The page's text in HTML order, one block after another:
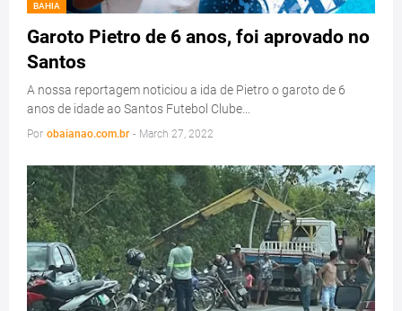
BAHIA
Garoto Pietro de 6 anos, foi aprovado no
Santos
A nossa reportagem noticiou a ida de Pietro o garoto de 6
anos de idade ao Santos Futebol Clube…
Por obaianao.com.br - March 27, 2022